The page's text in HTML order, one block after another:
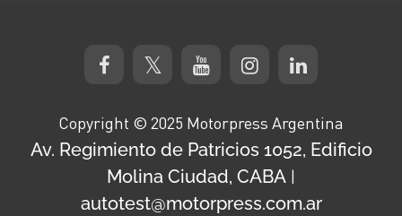
Copyright © 2025 Motorpress Argentina
Av. Regimiento de Patricios 1052, Edificio
Molina Ciudad, CABA |
autotest@motorpress.com.ar